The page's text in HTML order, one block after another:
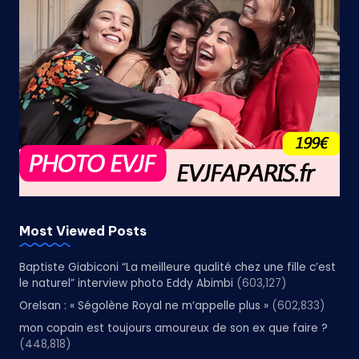
Most Viewed Posts
Baptiste Giabiconi “La meilleure qualité chez une fille c’est
le naturel” interview photo Eddy Abimbi (603,127)
Orelsan : « Ségolène Royal ne m’appelle plus » (602,833)
mon copain est toujours amoureux de son ex que faire ?
(448,818)